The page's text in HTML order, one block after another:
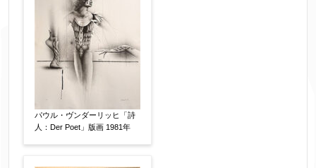
フリガナ 【任意】
メールアドレス
※送信完了後こちらのメールアドレス宛に自動で
送信確認メールをお送りします。もし送信確認メ
パウル・ヴンダーリッヒ「詩
人：Der Poet」版画 1981年